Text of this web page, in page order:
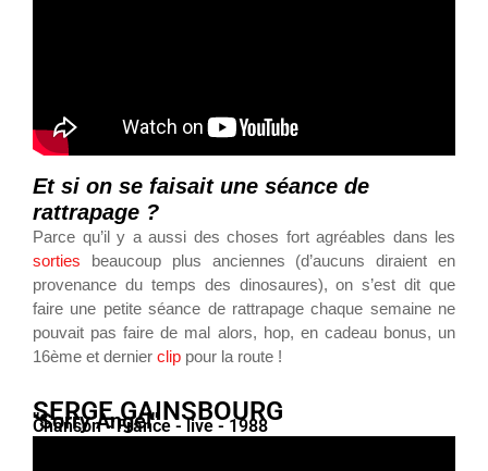
Et si on se faisait une séance de
rattrapage ?
Parce qu’il y a aussi des choses fort agréables dans les
sorties beaucoup plus anciennes (d’aucuns diraient en
provenance du temps des dinosaures), on s’est dit que
faire une petite séance de rattrapage chaque semaine ne
pouvait pas faire de mal alors, hop, en cadeau bonus, un
16ème et dernier clip pour la route !
SERGE GAINSBOURG
"Sorry Angel"
Chanson - France - live - 1988